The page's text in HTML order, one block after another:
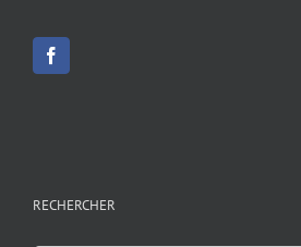
RECHERCHER